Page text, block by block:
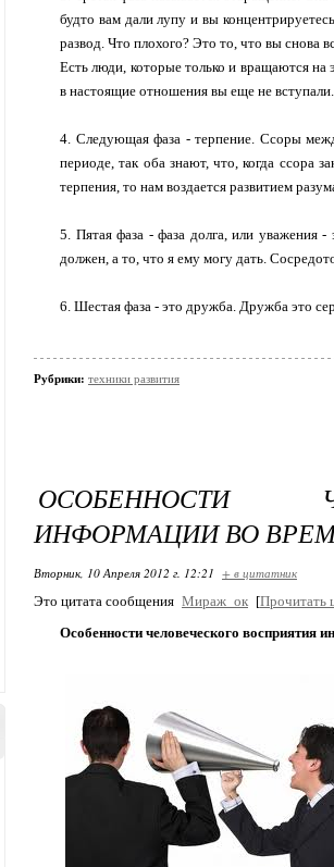
будто вам дали лупу и вы
развод. Что плохого? Это то, что вы снова
Есть люди, которые только и вращаются на
в настоящие отношения вы еще не вступали.
4. Следующая фаза - терпение. Ссоры
периоде, так оба знают, что, когда ссора
терпения, то нам воздается развитием
5. Пятая фаза - фаза долга, или
должен, а то, что я ему могу дать.
6. Шестая фаза - это дружба. Дружба это
Рубрики: техники развития
ОСОБЕННОСТИ
ИНФОРМАЦИИ ВО
Вторник, 10 Апреля 2012 г. 12:21 + в цитатник
Это цитата сообщения Мираж_ок [Прочитать
Особенности человеческого восприятия